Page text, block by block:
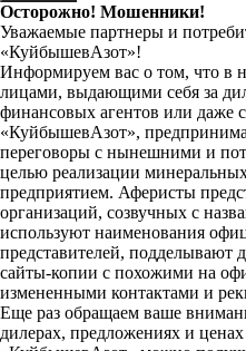
Осторожно! Мошенники!
Уважаемые партнеры и
«КуйбышевАзот»!
Информируем вас о том, что в
лицами, выдающими себя за
финансовых агентов или даже
«КуйбышевАзот»,
переговоры с нынешними и
целью реализации
предприятием. Аферисты
организаций, созвучных с
используют наименования
представителей,
сайты-копии с похожими на
измененными контактами и
Еще раз обращаем ваше
дилерах, предложениях и